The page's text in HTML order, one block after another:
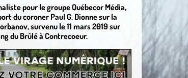
pour le groupe Québecor Média,
du coroner Paul G. Dionne sur la
survenu le 11 mars 2019 sur
du Brûlé à Contrecoeur.